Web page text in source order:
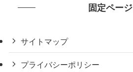
固定ページ
サイトマップ
プライバシーポリシー